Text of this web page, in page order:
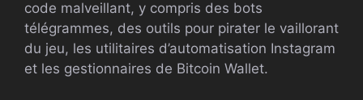
code malveillant, y compris des bots
télégrammes, des outils pour pirater le vaillorant
du jeu, les utilitaires d’automatisation Instagram
et les gestionnaires de Bitcoin Wallet.